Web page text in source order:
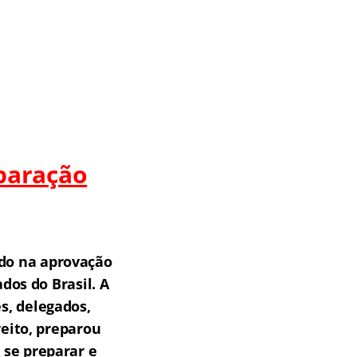
na aprovação
do Brasil. A
delegados,
preparou
preparar e